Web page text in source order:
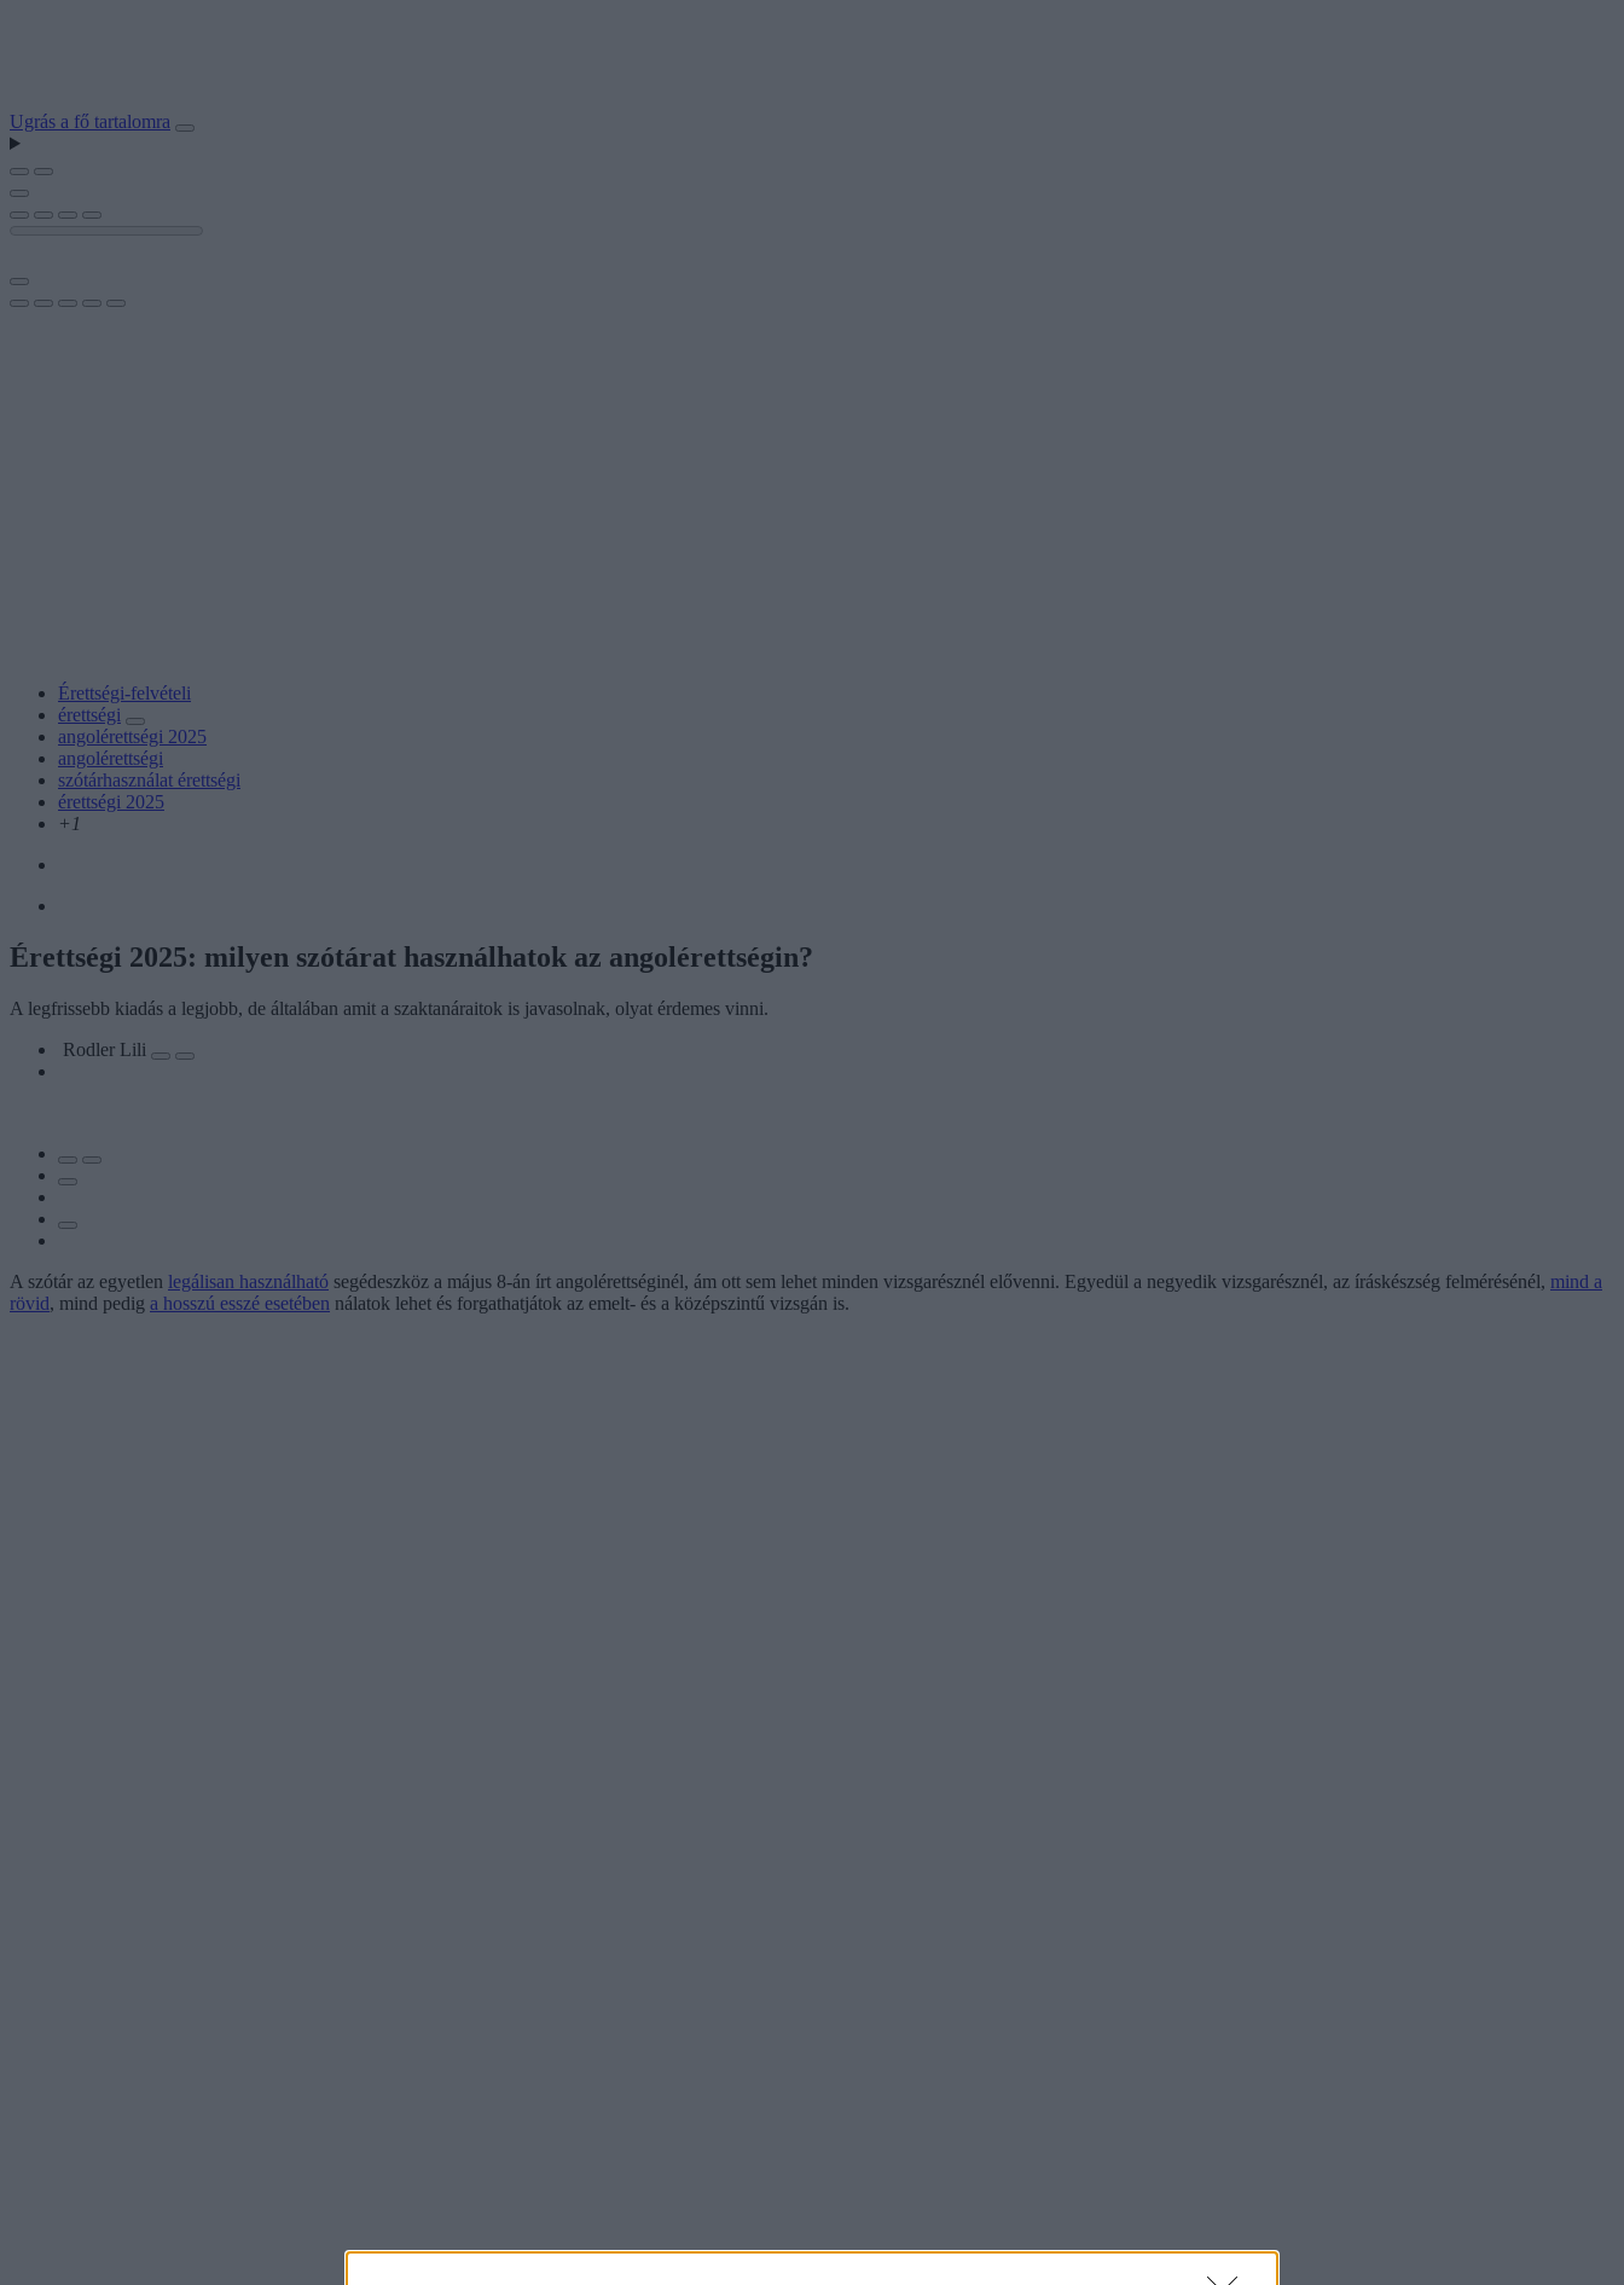
Ugrás a fő tartalomra
Érettségi-felvételi
érettségi
angolérettségi 2025
angolérettségi
szótárhasználat érettségi
érettségi 2025
+1
Érettségi 2025: milyen szótárat használhatok az angolérettségin?
A legfrissebb kiadás a legjobb, de általában amit a szaktanáraitok is javasolnak, olyat érdemes vinni.
Rodler Lili
A szótár az egyetlen legálisan használható segédeszköz a május 8-án írt angolérettséginél, ám ott sem lehet minden vizsgarésznél elővenni. Egyedül a negyedik vizsgarésznél, az íráskészség felmérésénél, mind a
rövid, mind pedig a hosszú esszé esetében nálatok lehet és forgathatjátok az emelt- és a középszintű vizsgán is.